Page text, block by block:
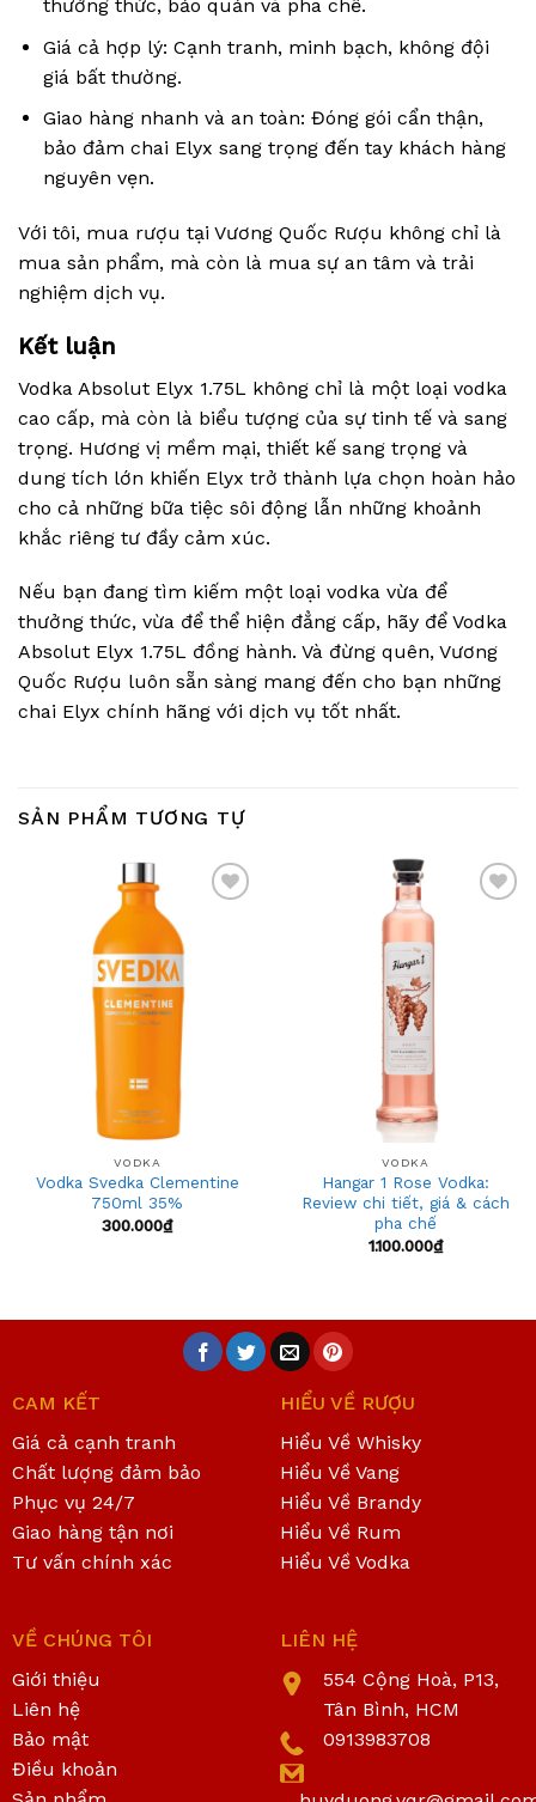
thưởng thức, bảo quản và pha chế.
Giá cả hợp lý: Cạnh tranh, minh bạch, không đội
giá bất thường.
Giao hàng nhanh và an toàn: Đóng gói cẩn thận,
bảo đảm chai Elyx sang trọng đến tay khách hàng
nguyên vẹn.
Với tôi, mua rượu tại Vương Quốc Rượu không chỉ là
mua sản phẩm, mà còn là mua sự an tâm và trải
nghiệm dịch vụ.
Kết luận
Vodka Absolut Elyx 1.75L không chỉ là một loại vodka
cao cấp, mà còn là biểu tượng của sự tinh tế và sang
trọng. Hương vị mềm mại, thiết kế sang trọng và
dung tích lớn khiến Elyx trở thành lựa chọn hoàn hảo
cho cả những bữa tiệc sôi động lẫn những khoảnh
khắc riêng tư đầy cảm xúc.
Nếu bạn đang tìm kiếm một loại vodka vừa để
thưởng thức, vừa để thể hiện đẳng cấp, hãy để Vodka
Absolut Elyx 1.75L đồng hành. Và đừng quên, Vương
Quốc Rượu luôn sẵn sàng mang đến cho bạn những
chai Elyx chính hãng với dịch vụ tốt nhất.
SẢN PHẨM TƯƠNG TỰ
VODKA
Vodka Svedka Clementine
750ml 35%
300.000₫
VODKA
Hangar 1 Rose Vodka:
Review chi tiết, giá & cách
pha chế
1.100.000₫
CAM KẾT
Giá cả cạnh tranh
Chất lượng đảm bảo
Phục vụ 24/7
Giao hàng tận nơi
Tư vấn chính xác
HIỂU VỀ RƯỢU
Hiểu Về Whisky
Hiểu Về Vang
Hiểu Về Brandy
Hiểu Về Rum
Hiểu Về Vodka
VỀ CHÚNG TÔI
Giới thiệu
Liên hệ
Bảo mật
Điều khoản
LIÊN HỆ
554 Cộng Hoà, P13,
Tân Bình, HCM
0913983708